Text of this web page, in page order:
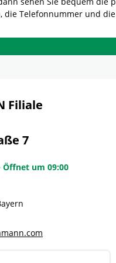
die Telefonnummer und
Filiale
7
Öffnet um 09:00